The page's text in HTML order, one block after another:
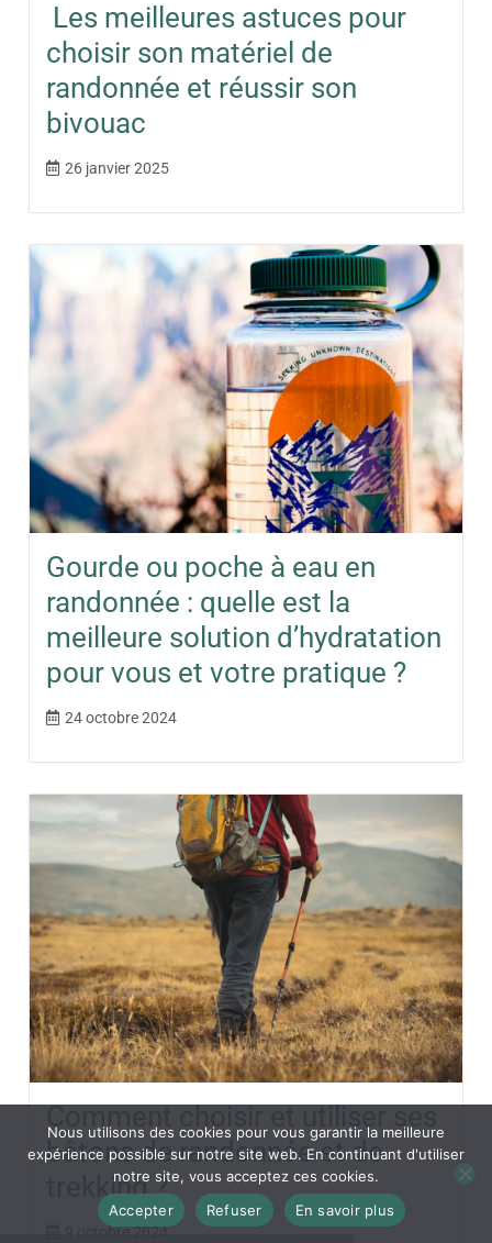
Les meilleures astuces pour
choisir son matériel de
randonnée et réussir son
bivouac
26 janvier 2025
Gourde ou poche à eau en
randonnée : quelle est la
meilleure solution d’hydratation
pour vous et votre pratique ?
24 octobre 2024
bâtons de randonnée et de
trekking ?
9 octobre 2024
Nous utilisons des cookies pour vous garantir la meilleure
expérience possible sur notre site web. En continuant d'utiliser
notre site, vous acceptez ces cookies.
Accepter
Refuser En savoir plus